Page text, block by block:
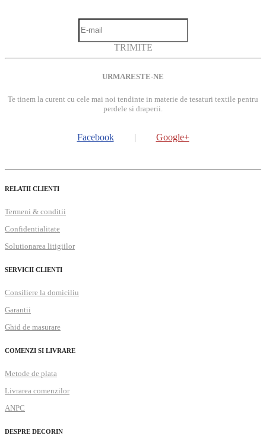
TRIMITE
URMARESTE-NE
Te tinem la curent cu cele mai noi tendinte in materie de tesaturi textile pentru
perdele si draperii.
Facebook | Google+
RELATII CLIENTI
Termeni & conditii
Confidentialitate
Solutionarea litigiilor
SERVICII CLIENTI
Consiliere la domiciliu
Garantii
Ghid de masurare
COMENZI SI LIVRARE
Metode de plata
Livrarea comenzilor
ANPC
DESPRE DECORIN